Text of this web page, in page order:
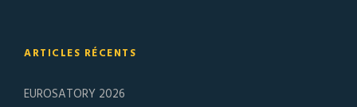
ARTICLES RÉCENTS
EUROSATORY 2026